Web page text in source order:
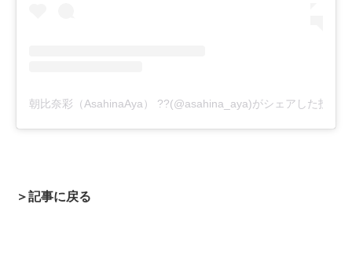
朝比奈彩（AsahinaAya） ??(@asahina_aya)がシェアした投稿
＞記事に戻る